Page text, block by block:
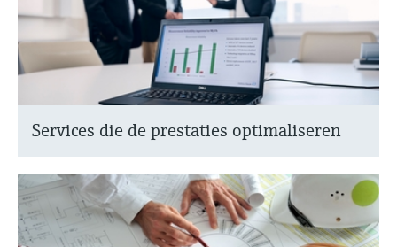
Services die de prestaties optimaliseren